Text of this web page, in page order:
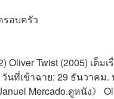
รอบครัว
Oliver Twist (2005) เ
นที่เข้าฉาย: 29 ธันวาคม
Mercado.ดูหนัง》